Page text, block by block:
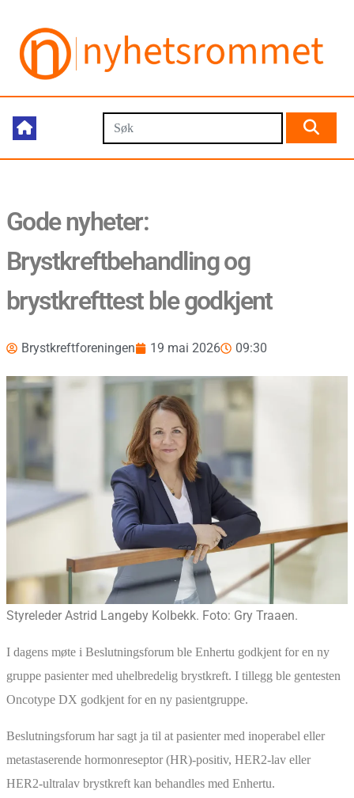
Gode nyheter:
Brystkreftbehandling og
brystkrefttest ble godkjent
Brystkreftforeningen 19 mai 2026 09:30
Styreleder Astrid Langeby Kolbekk. Foto: Gry Traaen.
I dagens møte i Beslutningsforum ble Enhertu godkjent for en ny
gruppe pasienter med uhelbredelig brystkreft. I tillegg ble gentesten
Oncotype DX godkjent for en ny pasientgruppe.
Beslutningsforum har sagt ja til at pasienter med inoperabel eller
metastaserende hormonreseptor (HR)-positiv, HER2-lav eller
HER2-ultralav brystkreft kan behandles med Enhertu.